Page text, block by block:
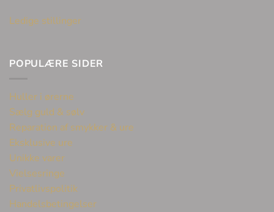
Ledige stillinger
POPULÆRE SIDER
Huller i ørerne
Sælg guld & sølv
Reparation af smykker & ure
Eksklusive ure
Unikke varer
Vielsesringe
Privatlivspolitik
Handelsbetingelser